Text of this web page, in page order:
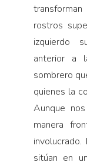
rostros
izquierdo
anterior a
sombrero
quienes la
Aunque
manera
sitúan en